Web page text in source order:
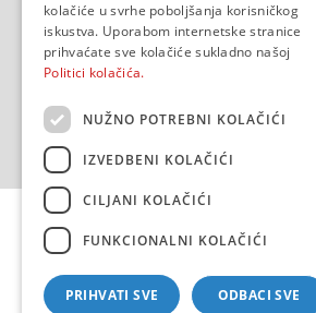
Copyright 2026 by
kolačiće u svrhe poboljšanja korisničkog
iskustva. Uporabom internetske stranice
prihvaćate sve kolačiće sukladno našoj
Politici kolačića.
NUŽNO POTREBNI KOLAČIĆI
IZVEDBENI KOLAČIĆI
CILJANI KOLAČIĆI
FUNKCIONALNI KOLAČIĆI
PRIHVATI SVE ODBACI SVE